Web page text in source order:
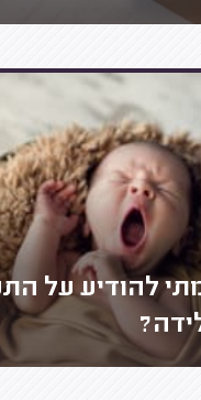
להודיע על